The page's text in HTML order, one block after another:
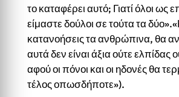
το καταφέρει αυτό; Γιατί όλοι ως
είμαστε δούλοι σε τούτα τα
κατανοήσεις τα ανθρώπινα, θα
αυτά δεν είναι άξια ούτε ελπίδας
αφού οι πόνοι και οι ηδονές θα
τέλος οπωσδήποτε»).